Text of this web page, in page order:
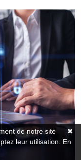
✖
de notre site
leur utilisation. En